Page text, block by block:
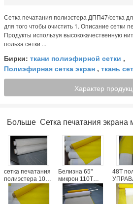
Сетка печатания полиэстера ДПП47/сетка
для того чтобы очистить 1. Описание сетки
Продукты используя высококачественную
польза сетки ...
Бирки: ткани полиэфирной сетки ,
Полиэфирная сетка экран , ткань
Характер
Больше Сетка печатания экрана
сетка печатания
полиэстера 100
микронов белая
для
керамического
Белизна 65"
микрон 110Т
сетки 51
печатания
полиэстера для
48Т
ПО